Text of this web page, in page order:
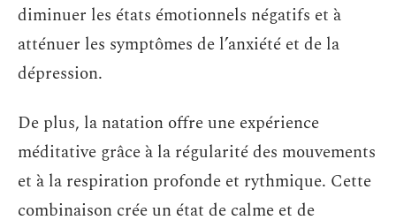
diminuer les états émotionnels négatifs et à
atténuer les symptômes de l’anxiété et de la
dépression.
De plus, la natation offre une expérience
méditative grâce à la régularité des mouvements
et à la respiration profonde et rythmique. Cette
combinaison crée un état de calme et de